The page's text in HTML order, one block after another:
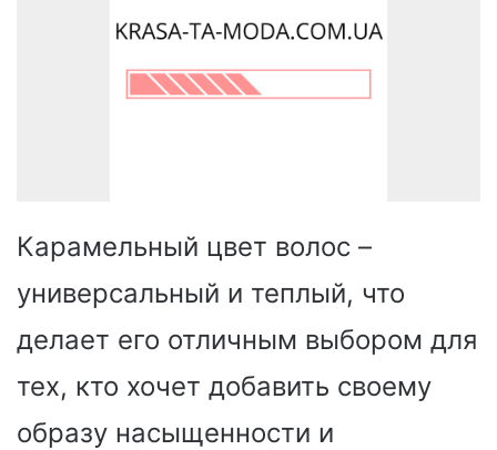
Карамельный цвет волос –
универсальный и теплый, что
делает его отличным выбором для
тех, кто хочет добавить своему
образу насыщенности и